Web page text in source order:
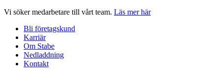
Hoppa
innehåll
Vi söker medarbetare till vårt team. Läs mer här
Bli företagskund
Karriär
Om Stabe
Nedladdning
Kontakt